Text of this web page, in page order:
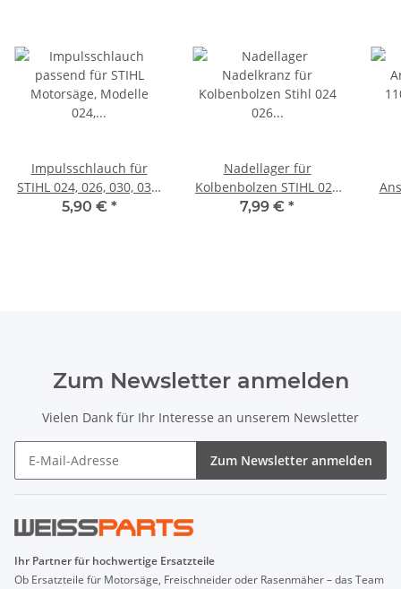
Impulsschlauch für
STIHL 024, 026, 030, 031,
032, MS240, MS260
5,90 € *
Nadellager für
Kolbenbolzen STIHL 024
026 MS240 MS260
7,99 € *
Zum Newsletter anmelden
Vielen Dank für Ihr Interesse an unserem Newsletter
Zum Newsletter anmelden
Ihr Partner für hochwertige Ersatzteile
Ob Ersatzteile für Motorsäge, Freischneider oder Rasenmäher – das Team